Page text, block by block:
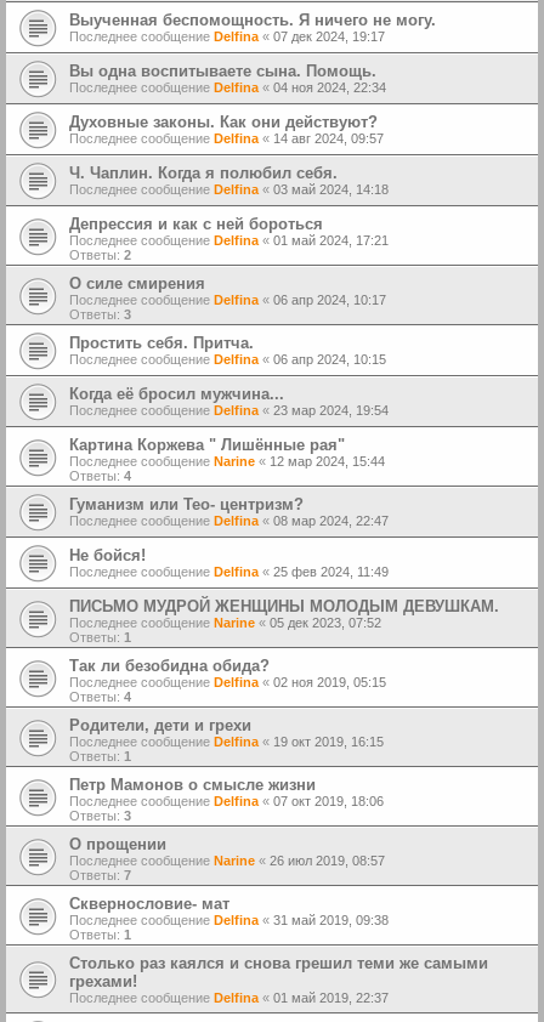
Выученная беспомощность. Я ничего не могу.
Последнее сообщение Delfina « 07 дек 2024, 19:17
Вы одна воспитываете сына. Помощь.
Последнее сообщение Delfina « 04 ноя 2024, 22:34
Духовные законы. Как они действуют?
Последнее сообщение Delfina « 14 авг 2024, 09:57
Ч. Чаплин. Когда я полюбил себя.
Последнее сообщение Delfina « 03 май 2024, 14:18
Депрессия и как с ней бороться
Последнее сообщение Delfina « 01 май 2024, 17:21
Ответы: 2
О силе смирения
Последнее сообщение Delfina « 06 апр 2024, 10:17
Ответы: 3
Простить себя. Притча.
Последнее сообщение Delfina « 06 апр 2024, 10:15
Когда её бросил мужчина...
Последнее сообщение Delfina « 23 мар 2024, 19:54
Картина Коржева " Лишённые рая"
Последнее сообщение Narine « 12 мар 2024, 15:44
Ответы: 4
Гуманизм или Тео- центризм?
Последнее сообщение Delfina « 08 мар 2024, 22:47
Не бойся!
Последнее сообщение Delfina « 25 фев 2024, 11:49
ПИСЬМО МУДРОЙ ЖЕНЩИНЫ МОЛОДЫМ ДЕВУШКАМ.
Последнее сообщение Narine « 05 дек 2023, 07:52
Ответы: 1
Так ли безобидна обида?
Последнее сообщение Delfina « 02 ноя 2019, 05:15
Ответы: 4
Родители, дети и грехи
Последнее сообщение Delfina « 19 окт 2019, 16:15
Ответы: 1
Петр Мамонов о смысле жизни
Последнее сообщение Delfina « 07 окт 2019, 18:06
Ответы: 3
О прощении
Последнее сообщение Narine « 26 июл 2019, 08:57
Ответы: 7
Сквернословие- мат
Последнее сообщение Delfina « 31 май 2019, 09:38
Ответы: 1
Столько раз каялся и снова грешил теми же самыми
грехами!
Последнее сообщение Delfina « 01 май 2019, 22:37